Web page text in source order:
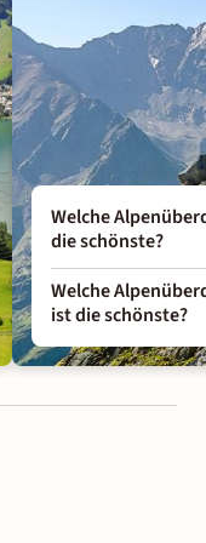
Welche
die schönste?
Welche
ist die schönste?